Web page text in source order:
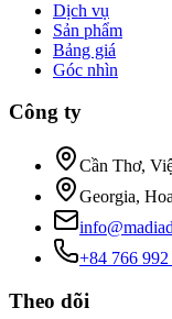
Dịch vụ
Sản phẩm
Bảng giá
Góc nhìn
Công ty
Cần Thơ,
Georgia,
+84 766 992
Theo dõi